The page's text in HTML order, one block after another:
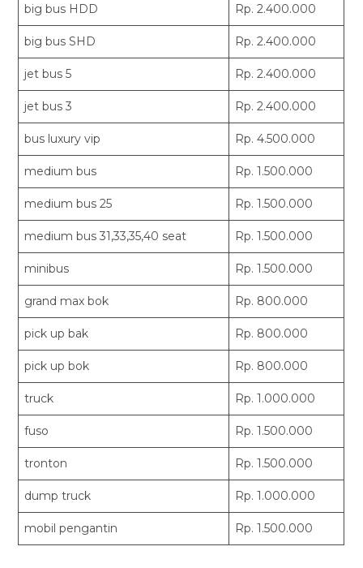
big bus HDD Rp. 2.400.000
big bus SHD Rp. 2.400.000
jet bus 5 Rp. 2.400.000
jet bus 3 Rp. 2.400.000
bus luxury vip Rp. 4.500.000
medium bus Rp. 1.500.000
medium bus 25 Rp. 1.500.000
medium bus 31,33,35,40 seat Rp. 1.500.000
minibus Rp. 1.500.000
grand max bok Rp. 800.000
pick up bak Rp. 800.000
pick up bok Rp. 800.000
truck Rp. 1.000.000
fuso Rp. 1.500.000
tronton Rp. 1.500.000
dump truck Rp. 1.000.000
mobil pengantin Rp. 1.500.000